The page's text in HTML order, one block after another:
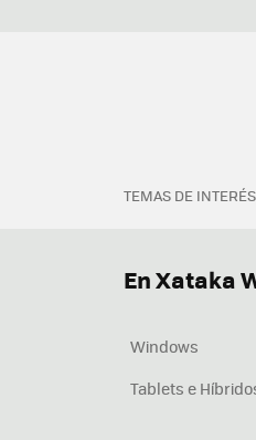
TEMAS DE INTERÉS
En Xataka
Windows
Tablets e